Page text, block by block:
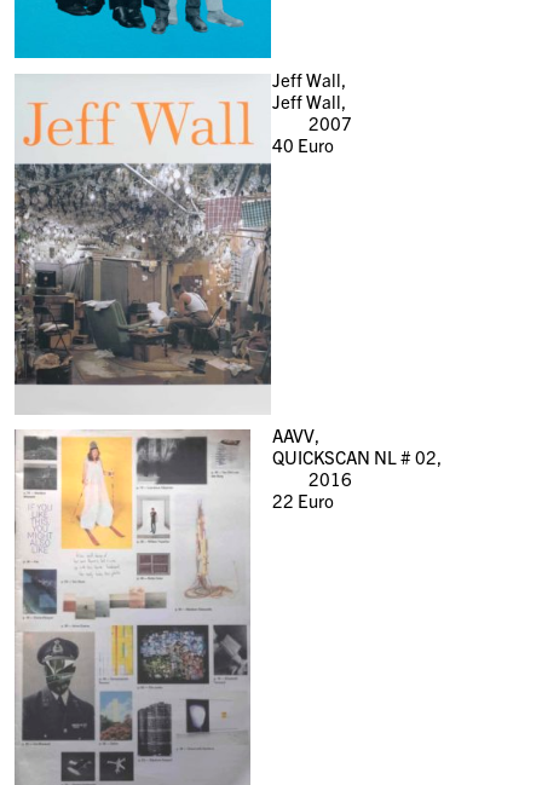
Jeff Wall,
Jeff Wall,
2007
40 Euro
AAVV,
QUICKSCAN NL # 02,
2016
22 Euro